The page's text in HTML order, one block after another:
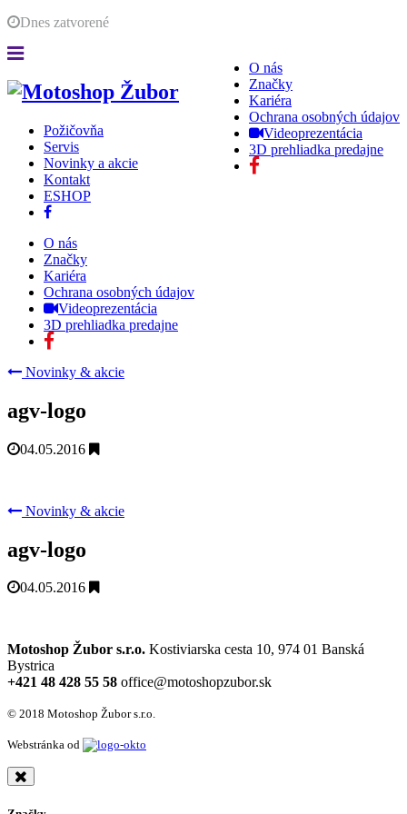
Dnes zatvorené
O nás
Značky
Kariéra
Ochrana osobných údajov
Videoprezentácia
3D prehliadka predajne
Požičovňa
Servis
Novinky a akcie
Kontakt
ESHOP
O nás
Značky
Kariéra
Ochrana osobných údajov
Videoprezentácia
3D prehliadka predajne
Novinky & akcie
agv-logo
04.05.2016
Novinky & akcie
agv-logo
04.05.2016
Motoshop Žubor s.r.o. Kostiviarska cesta 10, 974 01 Banská
Bystrica
+421 48 428 55 58 office@motoshopzubor.sk
© 2018 Motoshop Žubor s.r.o.
Webstránka od